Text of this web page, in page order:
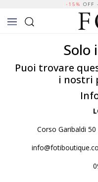
-15% OFF
Solo
Puoi trovare
i nostri
Corso Garibaldi 50